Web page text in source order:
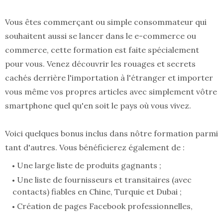
Vous êtes commerçant ou simple consommateur qui
souhaitent aussi se lancer dans le e-commerce ou
commerce, cette formation est faite spécialement
pour vous. Venez découvrir les rouages et secrets
cachés derrière l'importation à l'étranger et importer
vous même vos propres articles avec simplement vôtre
smartphone quel qu'en soit le pays où vous vivez.
Voici quelques bonus inclus dans nôtre formation parmi
tant d'autres. Vous bénéficierez également de :
Une large liste de produits gagnants ;
Une liste de fournisseurs et transitaires (avec
contacts) fiables en Chine, Turquie et Dubai ;
Création de pages Facebook professionnelles,